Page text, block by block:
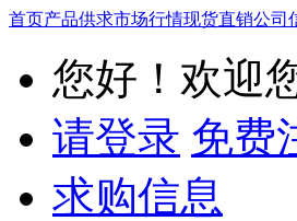
首页产品供求市场行情现货直销公司
您好！欢迎
请登录 免费
求购信息